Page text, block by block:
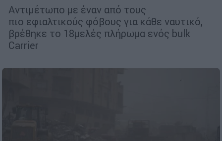
Αντιμέτωπο με έναν από τους
πιο εφιαλτικούς φόβους για κάθε ναυτικό,
βρέθηκε το 18μελές πλήρωμα ενός bulk
Carrier